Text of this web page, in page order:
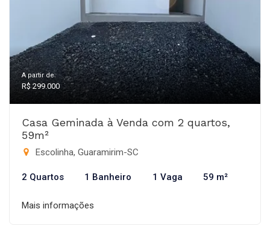
A partir de:
R$ 299.000
Casa Geminada à Venda com 2 quartos,
59m²
Escolinha, Guaramirim-SC
2 Quartos 1 Banheiro 1 Vaga 59 m²
Mais informações